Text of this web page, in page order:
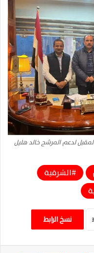
لدعم المرشح خالد هليل
الشرقية
نسخ الرابط